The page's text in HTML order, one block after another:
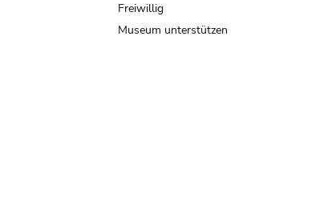
Freiwillig
Museum unterstützen